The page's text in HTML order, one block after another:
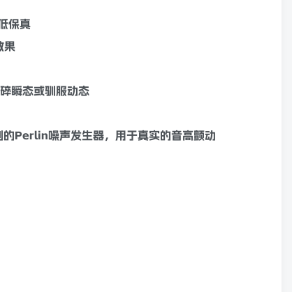
保真
果
瞬态或驯服动态
Perlin噪声发生器，用于真实的音高颤动